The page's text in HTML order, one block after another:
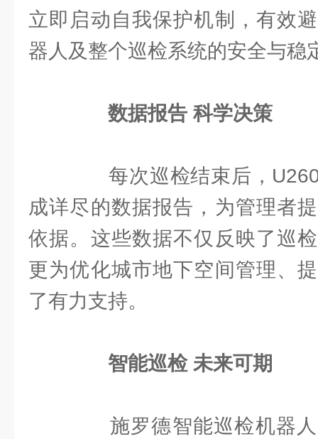
立即启动自我保护机制，有效
器人及整个巡检系统的安全与稳
数据报告 科学决策
每次巡检结束后，U260
成详尽的数据报告，为管理者
依据。这些数据不仅反映了巡
更为优化城市地下空间管理、
了有力支持。
智能巡检 未来可期
施罗德智能巡检机器人